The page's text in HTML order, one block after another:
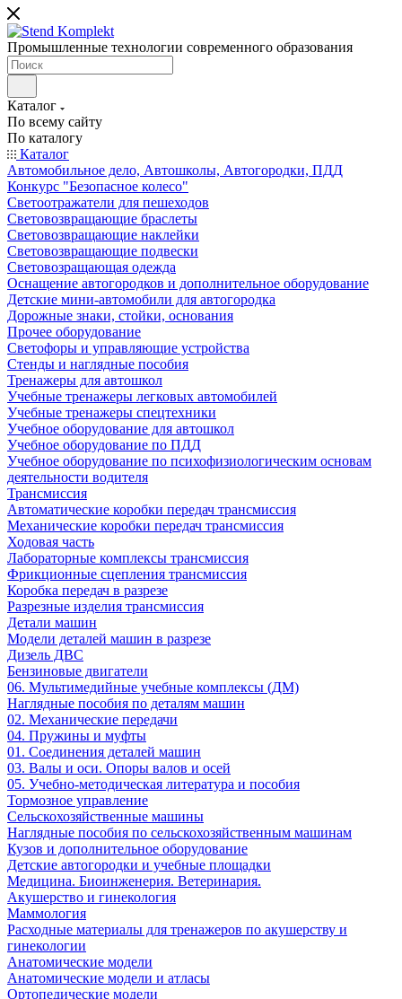
Промышленные технологии современного образования
Каталог
По всему сайту
По каталогу
Каталог
Автомобильное дело, Автошколы, Автогородки, ПДД
Конкурс "Безопасное колесо"
Светоотражатели для пешеходов
Световозвращающие браслеты
Световозвращающие наклейки
Световозвращающие подвески
Световозращающая одежда
Оснащение автогородков и дополнительное оборудование
Детские мини-автомобили для автогородка
Дорожные знаки, стойки, основания
Прочее оборудование
Светофоры и управляющие устройства
Стенды и наглядные пособия
Тренажеры для автошкол
Учебные тренажеры легковых автомобилей
Учебные тренажеры спецтехники
Учебное оборудование для автошкол
Учебное оборудование по ПДД
Учебное оборудование по психофизиологическим основам
деятельности водителя
Трансмиссия
Автоматические коробки передач трансмиссия
Механические коробки передач трансмиссия
Ходовая часть
Лабораторные комплексы трансмиссия
Фрикционные сцепления трансмиссия
Коробка передач в разрезе
Разрезные изделия трансмиссия
Детали машин
Модели деталей машин в разрезе
Дизель ДВС
Бензиновые двигатели
06. Мультимедийные учебные комплексы (ДМ)
Наглядные пособия по деталям машин
02. Механические передачи
04. Пружины и муфты
01. Соединения деталей машин
03. Валы и оси. Опоры валов и осей
05. Учебно-методическая литература и пособия
Тормозное управление
Сельскохозяйственные машины
Наглядные пособия по сельскохозяйственным машинам
Кузов и дополнительное оборудование
Детские автогородки и учебные площадки
Медицина. Биоинженерия. Ветеринария.
Акушерство и гинекология
Маммология
Расходные материалы для тренажеров по акушерству и
гинекологии
Анатомические модели
Анатомические модели и атласы
Ортопедические модели